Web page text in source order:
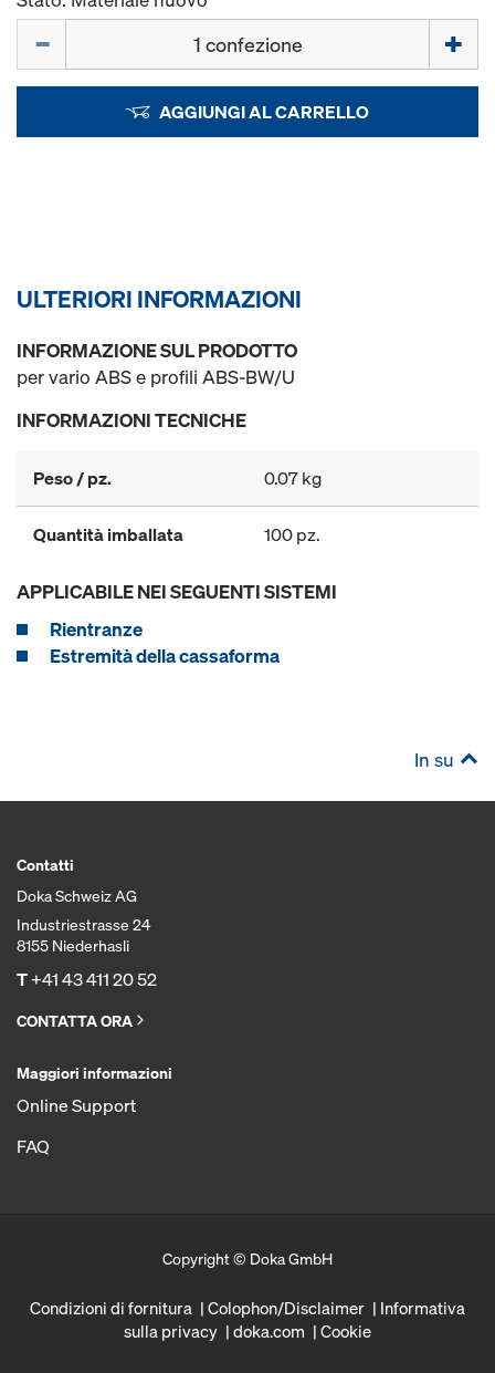
AGGIUNGI AL CARRELLO
ULTERIORI INFORMAZIONI
INFORMAZIONE SUL PRODOTTO
per vario ABS e profili ABS-BW/U
INFORMAZIONI TECNICHE
Peso / pz. 0.07 kg
Quantità imballata 100 pz.
APPLICABILE NEI SEGUENTI SISTEMI
Rientranze
Estremità della cassaforma
In su
Contatti
Doka Schweiz AG
Industriestrasse 24
8155 Niederhasli
T+41 43 411 20 52
CONTATTA ORA
Maggiori informazioni
Online Support
FAQ
Copyright © Doka GmbH
Condizioni di fornitura Colophon/Disclaimer
Informativa
sulla privacy
doka.com Cookie